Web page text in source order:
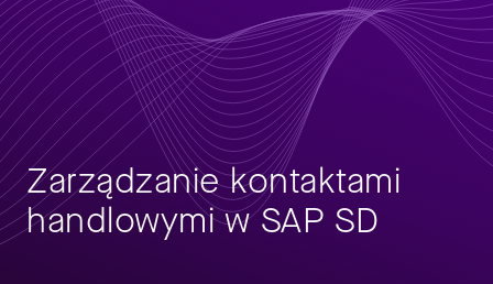
Zarządzanie kontaktami
handlowymi w SAP SD